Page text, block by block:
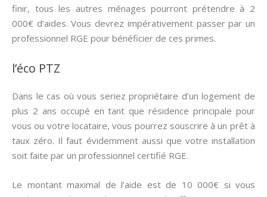
finir, tous les autres ménages pourront prétendre à 2
000€ d’aides. Vous devrez impérativement passer par un
professionnel RGE pour bénéficier de ces primes.
l’éco PTZ
Dans le cas où vous seriez propriétaire d’un logement de
plus 2 ans occupé en tant que résidence principale pour
vous ou votre locataire, vous pourrez souscrire à un prêt à
taux zéro. Il faut évidemment aussi que votre installation
soit faite par un professionnel certifié RGE.
Le montant maximal de l’aide est de 10 000€ si vous